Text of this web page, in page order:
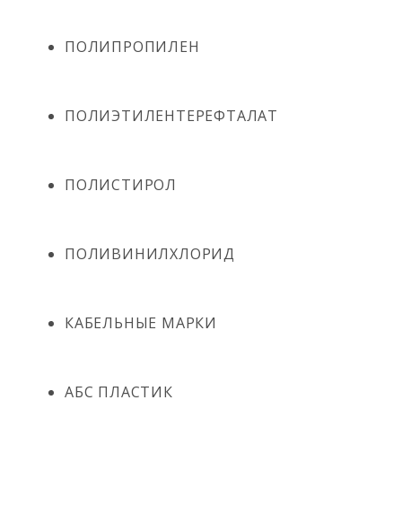
ПОЛИПРОПИЛЕН
ПОЛИЭТИЛЕНТЕРЕФТАЛАТ
ПОЛИСТИРОЛ
ПОЛИВИНИЛХЛОРИД
КАБЕЛЬНЫЕ МАРКИ
АБС ПЛАСТИК